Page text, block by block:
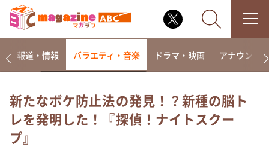
なるみ・岡村の過ぎるTV
報道・情報 バラエティ・音楽 ドラマ・映画 アナウンサー
新たなボケ防止法の発見！？新種の脳ト
レを発明した！『探偵！ナイトスクー
プ』